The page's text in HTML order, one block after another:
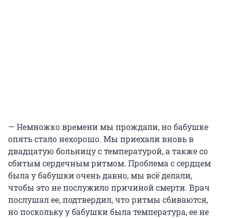
— Немножко времени мы прождали, но бабушке
опять стало нехорошо. Мы приехали вновь в
двадцатую больницу с температурой, а также со
сбитым сердечным ритмом. Проблема с сердцем
была у бабушки очень давно, мы всё делали,
чтобы это не послужило причиной смерти. Врач
послушал ее, подтвердил, что ритмы сбиваются,
но поскольку у бабушки была температура, ее не